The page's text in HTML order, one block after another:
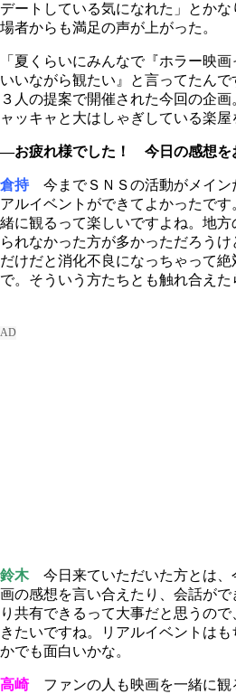
デートしている気になれた」とか
場者からも満足の声が上がった。
「夏くらいにみんなで『ホラー映
いいながら観たい』と言ってたん
３人の提案で開催された今回の企
ャッキャと大はしゃぎしている楽屋
―お疲れ様でした！ 今日の感想を
倉持今までＳＮＳの活動がメイン
アルイベントができてよかったで
緒に観るって楽しいですよね。地
られなかった方が多かっただろう
だけだと消化不良になっちゃって
で。そういう方たちとも触れ合えた
鈴木今日来ていただいた方とは、
画の感想を言い合えたり、会話が
り共有できるって大事だと思うの
きたいですね。リアルイベントは
かでも面白いかな。
高崎ファンの人も映画を一緒に観